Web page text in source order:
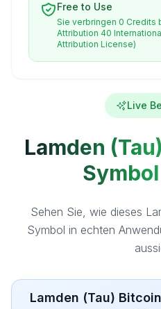
Free to Use
Sie verbringen 0 Credits
Attribution 40
Attribution License)
Live
Lamden
Sehen Sie, wie dieses
Symbol in echten
Lamden (Tau)